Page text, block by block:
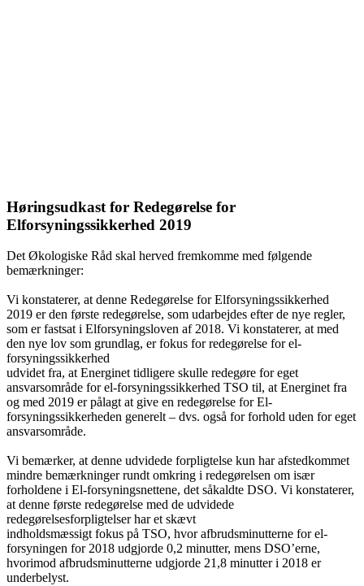
Høringsudkast for Redegørelse for
Elforsyningssikkerhed 2019
Det Økologiske Råd skal herved fremkomme med følgende
bemærkninger:
Vi konstaterer, at denne Redegørelse for Elforsyningssikkerhed
2019 er den første redegørelse, som udarbejdes efter de nye regler,
som er fastsat i Elforsyningsloven af 2018. Vi konstaterer, at med
den nye lov som grundlag, er fokus for redegørelse for el-
forsyningssikkerhed
udvidet fra, at Energinet tidligere skulle redegøre for eget
ansvarsområde for el-forsyningssikkerhed TSO til, at Energinet fra
og med 2019 er pålagt at give en redegørelse for El-
forsyningssikkerheden generelt – dvs. også for forhold uden for eget
ansvarsområde.
Vi bemærker, at denne udvidede forpligtelse kun har afstedkommet
mindre bemærkninger rundt omkring i redegørelsen om især
forholdene i El-forsyningsnettene, det såkaldte DSO. Vi konstaterer,
at denne første redegørelse med de udvidede
redegørelsesforpligtelser har et skævt
indholdsmæssigt fokus på TSO, hvor afbrudsminutterne for el-
forsyningen for 2018 udgjorde 0,2 minutter, mens DSO’erne,
hvorimod afbrudsminutterne udgjorde 21,8 minutter i 2018 er
underbelyst.